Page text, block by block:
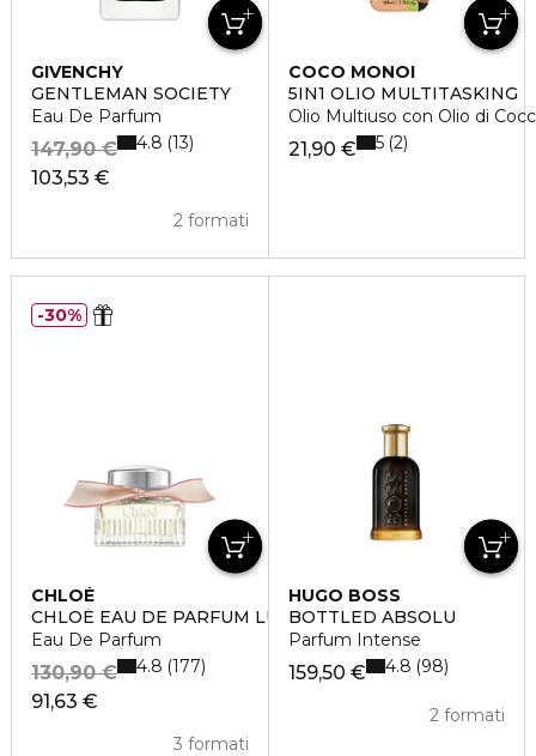
GIVENCHY
GENTLEMAN SOCIETY
Eau De Parfum
103,53 €
147,90 €
2 formati
4.8 13
COCO MONOI
5IN1 OLIO MULTITASKING
Olio Multiuso con Olio di
21,90 € 5 2
CHLOÉ
CHLOÉ EAU DE PARFUM LUMINEUSE
Eau De Parfum
91,63 €
130,90 €
3 formati
4.8 177
30%
HUGO BOSS
BOTTLED ABSOLU
Parfum Intense
159,50 €
2 formati
4.8 98